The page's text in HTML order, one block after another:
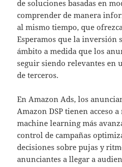
de soluciones basadas en
comprender de manera
al mismo tiempo, que
Esperamos que la inversión
ámbito a medida que los
seguir siendo relevantes en
de terceros.
En Amazon Ads, los
Amazon DSP tienen acceso
machine learning más
control de campañas
decisiones sobre pujas y
anunciantes a llegar a